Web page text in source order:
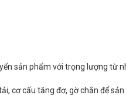
sản phẩm với trọng lượng
cơ cấu tăng đơ, gờ chắn để